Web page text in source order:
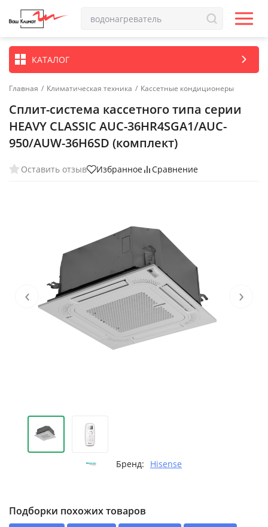
КАТАЛОГ
Главная / Климатическая техника / Кассетные кондиционеры
Сплит-система кассетного типа серии
HEAVY CLASSIC AUC-36HR4SGA1/AUC-
950/AUW-36H6SD (комплект)
Оставить отзыв Избранное Сравнение
‹ ›
Бренд: Hisense
Подборки похожих товаров